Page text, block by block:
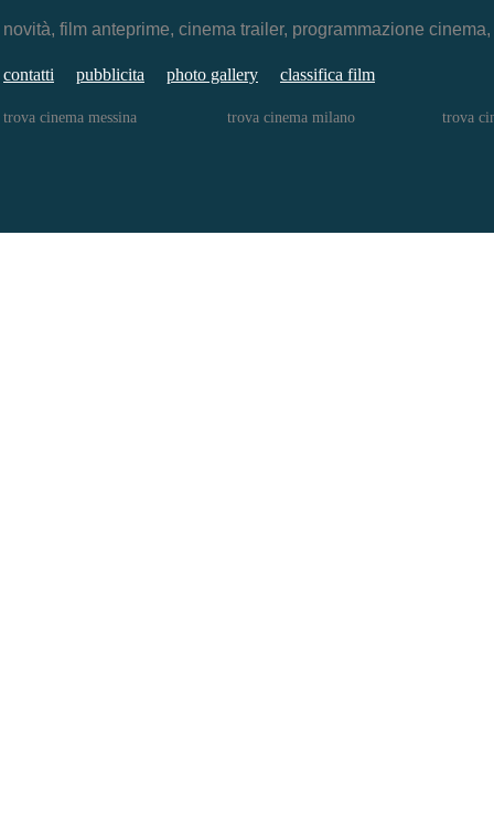
novità, film anteprime, cinema trailer, programmazione
contatti pubblicita photo gallery classifica film
trova cinema messina trova cinema milano trova